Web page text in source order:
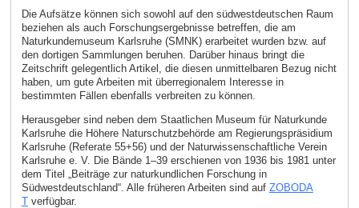
Die Aufsätze können sich sowohl auf den südwestdeutschen Raum
beziehen als auch Forschungsergebnisse betreffen, die am
Naturkundemuseum Karlsruhe (SMNK) erarbeitet wurden bzw. auf
den dortigen Sammlungen beruhen. Darüber hinaus bringt die
Zeitschrift gelegentlich Artikel, die diesen unmittelbaren Bezug nicht
haben, um gute Arbeiten mit überregionalem Interesse in
bestimmten Fällen ebenfalls verbreiten zu können.
Herausgeber sind neben dem Staatlichen Museum für Naturkunde
Karlsruhe die Höhere Naturschutzbehörde am Regierungspräsidium
Karlsruhe (Referate 55+56) und der Naturwissenschaftliche Verein
Karlsruhe e. V. Die Bände 1–39 erschienen von 1936 bis 1981 unter
dem Titel „Beiträge zur naturkundlichen Forschung in
Südwestdeutschland“. Alle früheren Arbeiten sind auf ZOBODA
Tverfügbar.